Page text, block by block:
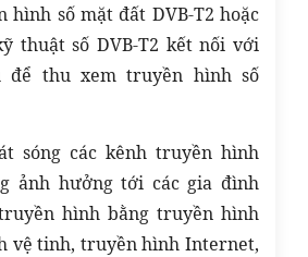
hình số mặt đất DVB-T2 hoặc
thuật số DVB-T2 kết nối với
thu xem truyền hình số
sóng các kênh truyền hình
ảnh hưởng tới các gia đình
hình bằng truyền hình
vệ tinh, truyền hình Internet,